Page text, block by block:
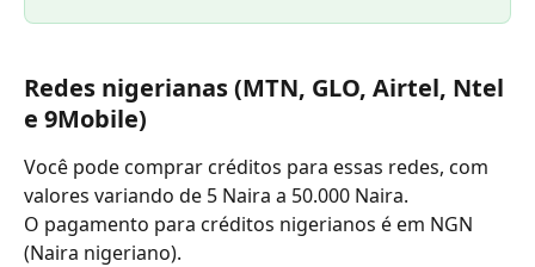
Redes nigerianas (MTN, GLO, Airtel, Ntel
e 9Mobile)
Você pode comprar créditos para essas redes, com
valores variando de 5 Naira a 50.000 Naira.
O pagamento para créditos nigerianos é em NGN
(Naira nigeriano).